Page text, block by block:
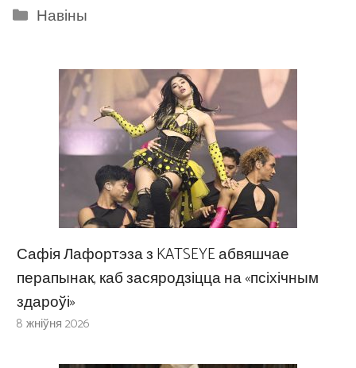
Categories
Навіны
Сафія Лафортэза з KATSEYE абвяшчае
перапынак, каб засяродзіцца на «псіхічным
здароўі»
8 жніўня 2026